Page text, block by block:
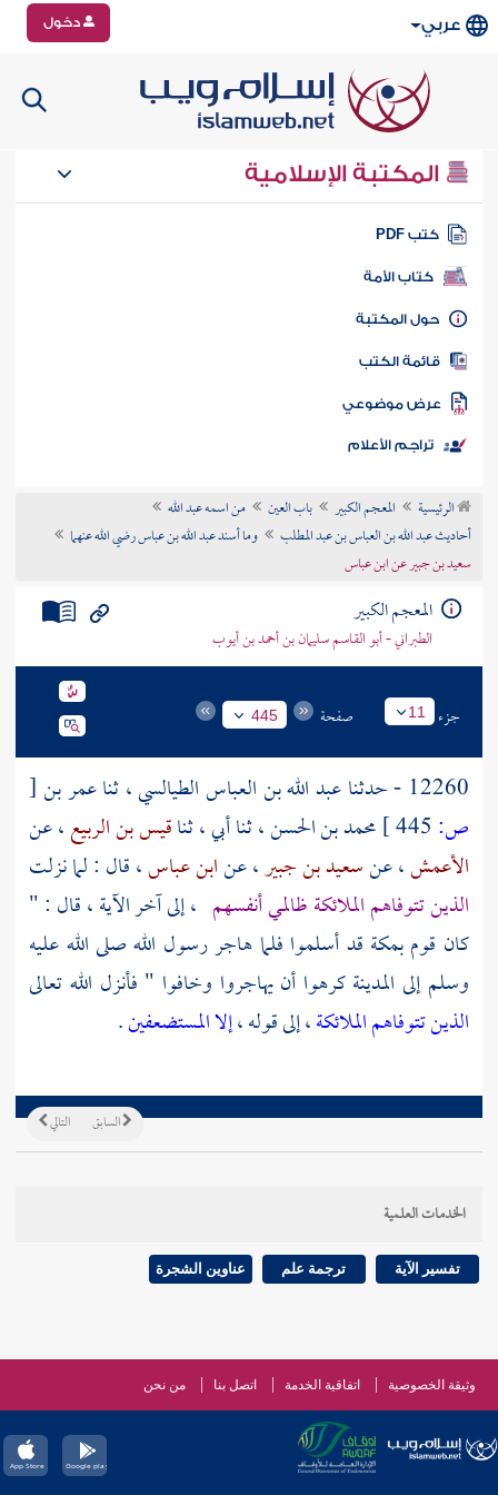
عربي دخول
المكتبة الإسلامية
كتب PDF
كتاب الأمة
المكتبة
الكتب
موضوعي
تراجم الأعلام
الرئيسية المعجم الكبير باب العين
من اسمه عبد الله
أحاديث عبد الله بن العباس بن عبد المطلب
وما أسند عبد الله بن عباس رضي الله عنهما
سعيد بن جبير عن ابن عباس
المعجم الكبير
الطبراني - أبو القاسم سليمان بن أحمد بن أيوب
جزء 11 صفحة 445
12260 - حدثنا عبد الله بن العباس الطيالسي، ثناعمر بن[
ص:
محمد بن الحسن، ثناأبي، ثناقيس بن الربيع، عن
الأعمش، عنسعيد بن جبير، عنابن عباس، قال : لما نزلت
الذين تتوفاهم الملائكة ظالمي أنفسهم ، إلى آخر الآية ، قال : "
كان قومبمكة قد أسلموا فلما هاجر رسول الله صلى الله عليه
وسلم إلى المدينةكرهوا أن يهاجروا وخافوا " فأنزل الله تعالى
الذين تتوفاهم الملائكة، إلى قوله ،إلا المستضعفين.
التالي السابق
الخدمات العلمية
تفسير الآية ترجمة علم عناوين الشجرة
وثيقة الخصوصية اتفاقية الخدمة اتصل بنا من نحن